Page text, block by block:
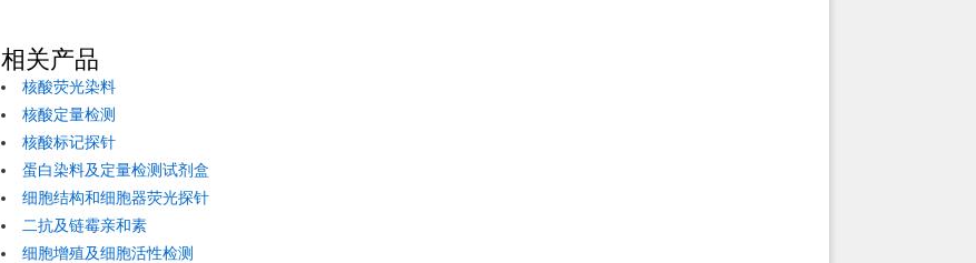
相关产品
核酸荧光染料
核酸定量检测
核酸标记探针
蛋白染料及定量检测试剂盒
细胞结构和细胞器荧光探针
二抗及链霉亲和素
细胞增殖及细胞活性检测